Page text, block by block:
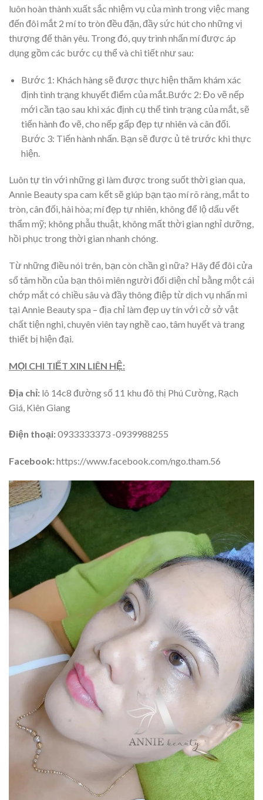
luôn hoàn thành xuất sắc nhiệm vụ của mình trong việc mang
đến đôi mắt 2 mí to tròn đều đặn, đầy sức hút cho những vị
thượng đế thân yêu. Trong đó, quy trình nhấn mí được áp
dụng gồm các bước cụ thể và chi tiết như sau:
Bước 1: Khách hàng sẽ được thực hiện thăm khám xác
định tình trạng khuyết điểm của mắt.Bước 2: Đo vẽ nếp
mới cần tạo sau khi xác định cụ thể tình trạng của mắt, sẽ
tiến hành đo vẽ, cho nếp gấp đẹp tự nhiên và cân đối.
Bước 3: Tiến hành nhấn. Bạn sẽ được ủ tê trước khi thực
hiện.
Luôn tự tin với những gì làm được trong suốt thời gian qua,
Annie Beauty spa cam kết sẽ giúp bạn tạo mí rõ ràng, mắt to
tròn, cân đối, hài hòa; mí đẹp tự nhiên, không để lộ dấu vết
thẩm mỹ; không phẫu thuật, không mất thời gian nghỉ dưỡng,
hồi phục trong thời gian nhanh chóng.
Từ những điều nói trên, bạn còn chần gì nữa? Hãy để đôi cửa
sổ tâm hồn của bạn thôi miên người đối diện chỉ bằng một cái
chớp mắt có chiều sâu và đầy thông điệp từ dịch vụ nhấn mi
tại Annie Beauty spa – địa chỉ làm đẹp uy tín với cở sở vật
chất tiện nghi, chuyên viên tay nghề cao, tâm huyết và trang
thiết bị hiện đại.
MỌI CHI TIẾT XIN LIÊN HỆ:
Địa chỉ: lô 14c8 đường số 11 khu đô thị Phú Cường, Rạch
Giá, Kiên Giang
Điện thoại:0933333373 -0939988255
Facebook:https://www.facebook.com/ngo.tham.56